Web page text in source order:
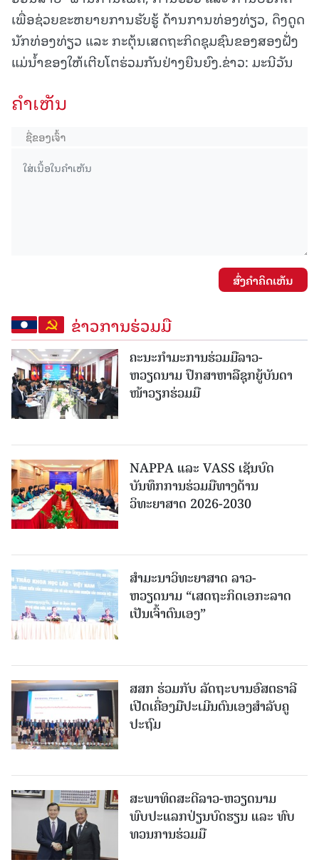
ເພື່ອຊ່ວຍຂະຫຍາຍການຮັບຮູ້ ດ້ານການທ່ອງທ່ຽວ, ດຶງດູດ
ນັກທ່ອງທ່ຽວ ແລະ ກະຕຸ້ນເສດຖະກິດຊຸມຊົນຂອງສອງຝັ່ງ
ແມ່ນ້ຳຂອງໃຫ້ເຕີບໂຕຮ່ວມກັນຢ່າງຍືນຍົງ.ຂ່າວ: ມະນີວັນ
ຄໍາເຫັນ
ສົ່ງຄໍາຄິດເຫັນ
ຂ່າວການຮ່ວມມື
ຄະນະກໍາມະການຮ່ວມມືລາວ-
ຫວຽດນາມ ປຶກສາຫາລືຊຸກຍູ້ບັນດາ
ໜ້າວຽກຮ່ວມມື
NAPPA ແລະ VASS ເຊັນບົດ
ບັນທຶກການຮ່ວມມືທາງດ້ານ
ວິທະຍາສາດ 2026-2030
ສຳມະນາວິທະຍາສາດ ລາວ-
ຫວຽດນາມ “ເສດຖະກິດເອກະລາດ
ເປັນເຈົ້າຕົນເອງ”
ສສກ ຮ່ວມກັບ ລັດຖະບານອົສຕຣາລີ
ເປີດເຄື່ອງມືປະເມີນຕົນເອງສຳລັບຄູ
ປະຖົມ
ສະພາທິດສະດີລາວ-ຫວຽດນາມ
ພົບປະແລກປ່ຽນບົດຮຽນ ແລະ ທົບ
ທວນການຮ່ວມມື